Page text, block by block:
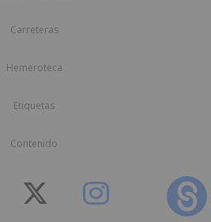
Carreteras
Hemeroteca
Etiquetas
Contenido